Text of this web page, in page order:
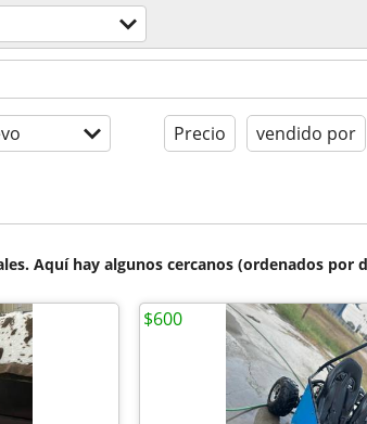
Precio vendido por
Aquí hay algunos cercanos (ordenados por
$600